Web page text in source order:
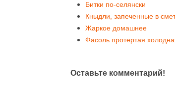
Битки по-селянски
Кныдли, запеченные в
Жаркое домашнее
Фасоль протертая
Оставьте комментарий!